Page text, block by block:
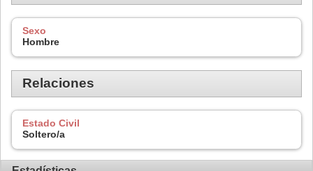
Sexo
Hombre
Relaciones
Estado Civil
Soltero/a